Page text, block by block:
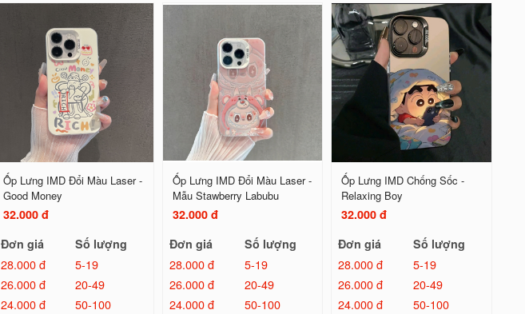
Ốp Lưng IMD Đổi Màu Laser -
Good Money
32.000 đ
Đơn giá
Số lượng
28.000 đ
5-19
26.000 đ
20-49
24.000 đ
50-100
Ốp Lưng IMD Đổi Màu Laser -
Mẫu Stawberry Labubu
32.000 đ
Đơn giá
Số lượng
28.000 đ
5-19
26.000 đ
20-49
24.000 đ
50-100
Ốp Lưng IMD Chống Sốc -
Relaxing Boy
32.000 đ
Đơn giá
Số lượng
28.000 đ
5-19
26.000 đ
20-49
24.000 đ
50-100